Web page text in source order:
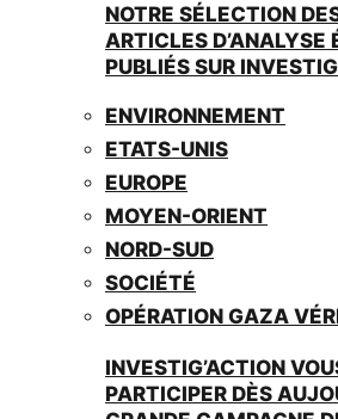
NOTRE SÉLECTION
ARTICLES D’ANALYSE
PUBLIÉS SUR
ENVIRONNEMENT
ETATS-UNIS
EUROPE
MOYEN-ORIENT
NORD-SUD
SOCIÉTÉ
OPÉRATION GAZA
INVESTIG’ACTION
PARTICIPER DÈS